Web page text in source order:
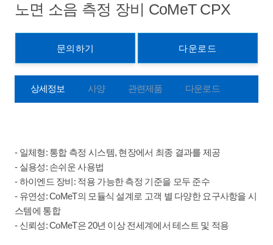
노면 소음 측정 장비 CoMeT CPX
문의하기 다운로드
상세정보 사양 관련제품 다운로드
- 일체형: 통합 측정 시스템, 현장에서 최종 결과를 제공
- 실용성: 손쉬운 사용법
- 하이엔드 장비: 적용 가능한 측정 기준을 모두 준수
- 유연성: CoMeT의 모듈식 설계로 고객 별 다양한 요구사항을 시
스템에 통합
- 신뢰성: CoMeT은 20년 이상 전세계에서 테스트 및 적용